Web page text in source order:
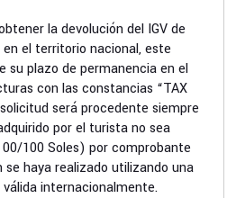
la devolución del IGV de
el territorio nacional, este
su plazo de permanencia en el
con las constancias “TAX
será procedente siempre
por el turista no sea
100 Soles) por comprobante
se haya realizado utilizando una
internacionalmente.